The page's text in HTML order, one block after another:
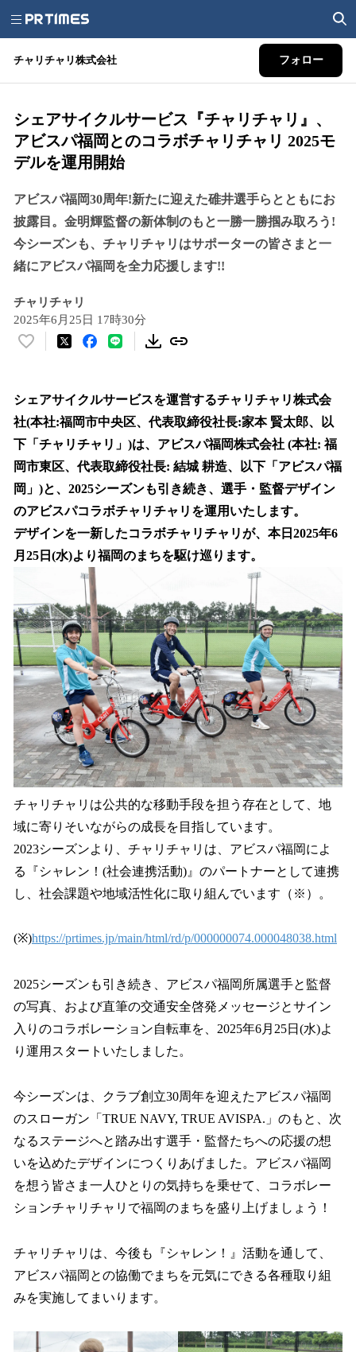
チャリチャリ株式会社 フォロー
シェアサイクルサービス『チャリチャリ』、
アビスパ福岡とのコラボチャリチャリ 2025モ
デルを運用開始
アビスパ福岡30周年!新たに迎えた碓井選手らとともにお
披露目。金明輝監督の新体制のもと一勝一勝掴み取ろう!
今シーズンも、チャリチャリはサポーターの皆さまと一
緒にアビスパ福岡を全力応援します!!
チャリチャリ
2025年6月25日 17時30分
い
！
数
を
読
み
込
み
中
で
す
シェアサイクルサービスを運営するチャリチャリ株式会
社(本社:福岡市中央区、代表取締役社長:家本 賢太郎、以
下「チャリチャリ」)は、アビスパ福岡株式会社 (本社: 福
岡市東区、代表取締役社長: 結城 耕造、以下「アビスパ福
岡」)と、2025シーズンも引き続き、選手・監督デザイン
のアビスパコラボチャリチャリを運用いたします。
デザインを一新したコラボチャリチャリが、本日2025年6
月25日(水)より福岡のまちを駆け巡ります。
チャリチャリは公共的な移動手段を担う存在として、地
域に寄りそいながらの成長を目指しています。
2023シーズンより、チャリチャリは、アビスパ福岡によ
る『シャレン！(社会連携活動)』のパートナーとして連携
し、社会課題や地域活性化に取り組んでいます（※）。
(※)https://prtimes.jp/main/html/rd/p/000000074.000048038.html
2025シーズンも引き続き、アビスパ福岡所属選手と監督
の写真、および直筆の交通安全啓発メッセージとサイン
入りのコラボレーション自転車を、2025年6月25日(水)よ
り運用スタートいたしました。
今シーズンは、クラブ創立30周年を迎えたアビスパ福岡
のスローガン「TRUE NAVY, TRUE AVISPA.」のもと、次
なるステージへと踏み出す選手・監督たちへの応援の想
いを込めたデザインにつくりあげました。アビスパ福岡
を想う皆さま一人ひとりの気持ちを乗せて、コラボレー
ションチャリチャリで福岡のまちを盛り上げましょう！
チャリチャリは、今後も『シャレン！』活動を通して、
アビスパ福岡との協働でまちを元気にできる各種取り組
みを実施してまいります。